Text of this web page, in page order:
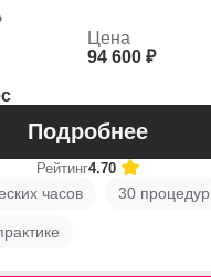
Цена
94 600 ₽
Подробнее
Рейтинг4.70
часов 30 процедур